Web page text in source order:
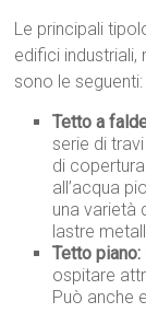
Le principali
edifici industriali,
sono le seguenti:
Tetto a
serie di
di
all’acqua
una varietà
lastre
Tetto piano:
ospitare
Può anche